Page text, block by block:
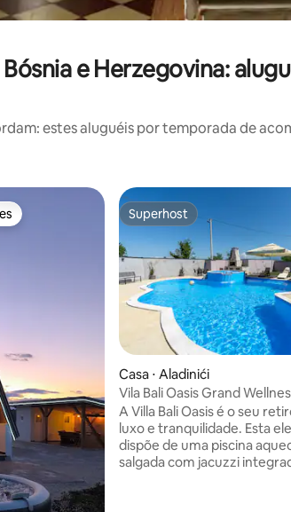
Bósnia e Herzegovina:
estes aluguéis por temporada de
dos hóspedes Superhost
Superhost
Casa ⋅ Aladinići
Vila Bali Oasis Grand
A Villa Bali Oasis é o seu
luxo e tranquilidade. Esta
dispõe de uma piscina
salgada com jacuzzi